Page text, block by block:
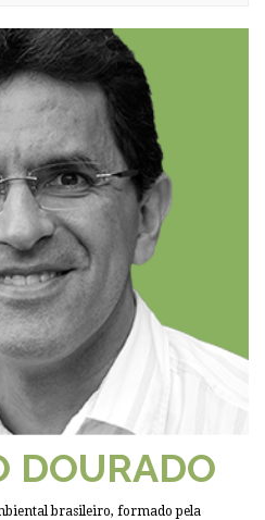
DOURADO
brasileiro, formado pela